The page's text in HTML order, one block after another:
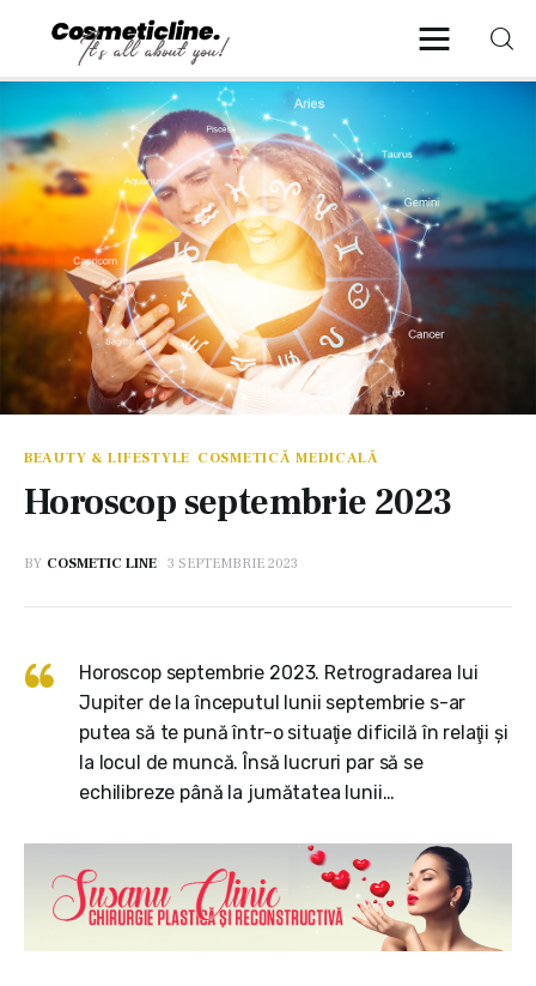
CosmeticLine.
It's all about you!
Frumusețe & Sănătate
Beauty & LifeStyle
Cosmetică Medicală
Anti Aging Medicine
BEAUTY & LIFESTYLE COSMETICĂ MEDICALĂ
Horoscop septembrie 2023
BY COSMETIC LINE 3 SEPTEMBRIE 2023
Horoscop septembrie 2023. Retrogradarea lui
Jupiter de la începutul lunii septembrie s-ar
putea să te pună într-o situaţie dificilă în relaţii şi
la locul de muncă. Însă lucruri par să se
echilibreze până la jumătatea lunii…